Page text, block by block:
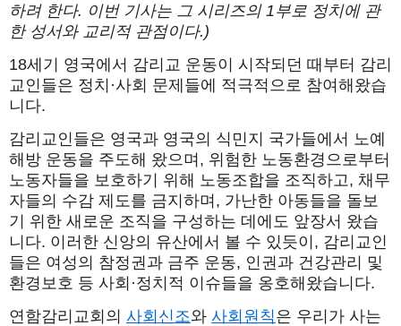
하려 한다. 이번 기사는 그 시리즈의 1부로 정치에 관
한 성서와 교리적 관점이다.)
18세기 영국에서 감리교 운동이 시작되던 때부터 감리
교인들은 정치·사회 문제들에 적극적으로 참여해왔습
니다.
감리교인들은 영국과 영국의 식민지 국가들에서 노예
해방 운동을 주도해 왔으며, 위험한 노동환경으로부터
노동자들을 보호하기 위해 노동조합을 조직하고, 채무
자들의 수감 제도를 금지하며, 가난한 아동들을 돌보
기 위한 새로운 조직을 구성하는 데에도 앞장서 왔습
니다. 이러한 신앙의 유산에서 볼 수 있듯이, 감리교인
들은 여성의 참정권과 금주 운동, 인권과 건강관리 및
환경보호 등 사회·정치적 이슈들을 옹호해왔습니다.
연함감리교회의 사회신조와 사회원칙은 우리가 사는